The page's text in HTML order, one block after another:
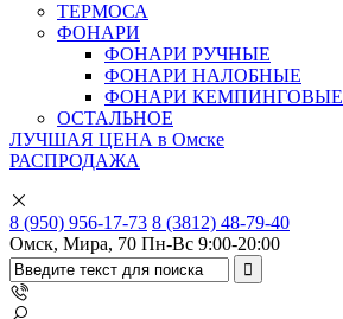
ТЕРМОСА
ФОНАРИ
ФОНАРИ РУЧНЫЕ
ФОНАРИ НАЛОБНЫЕ
ФОНАРИ КЕМПИНГОВЫЕ
ОСТАЛЬНОЕ
ЛУЧШАЯ ЦЕНА в Омске
РАСПРОДАЖА
8 (950) 956-17-73 8 (3812) 48-79-40
Омск, Мира, 70 Пн-Вс 9:00-20:00